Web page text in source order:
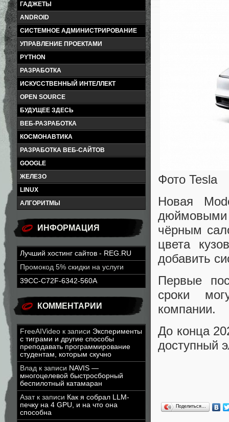
ГАДЖЕТЫ
ANDROID
СИСТЕМНОЕ АДМИНИСТРИРОВАНИЕ
УПРАВЛЕНИЕ ПРОЕКТАМИ
PYTHON
РАЗРАБОТКА
ИСКУССТВЕННЫЙ ИНТЕЛЛЕКТ
OPEN SOURCE
БУДУЩЕЕ ЗДЕСЬ
ВЕБ-РАЗРАБОТКА
КОСМОНАВТИКА
РАЗРАБОТКА ВЕБ-САЙТОВ
GOOGLE
ЖЕЛЕЗО
LINUX
АЛГОРИТМЫ
ИНФОРМАЦИЯ
Лучший хостинг сайтов - REG.RU
Промокод 5% скидки на услуги
39CC-C72F-6342-560A
КОММЕНТАРИИ
FreeAIVideo к записи Эксперименты
с тиграми и другие способы
преподавать программирование
студентам, которым скучно
Влад к записи NAVIS —
многоцелевой быстросборный
беспилотный катамаран
Азатк записи Как я собрал LLM-
печку на 4 GPU, и на что она
способна
Фото Tesla
Новая
чёрным
цвета
добавить
Первые
сроки
компании.
До конца
доступный
Поделиться…